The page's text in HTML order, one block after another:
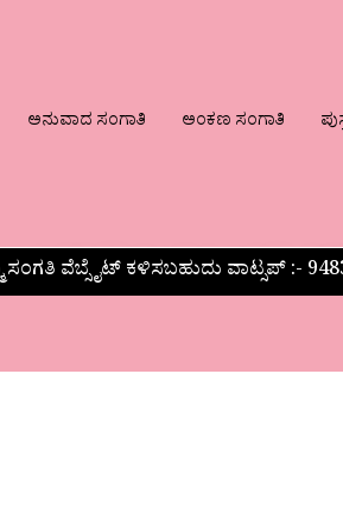
ಅನುವಾದ ಸಂಗಾತಿ ಅಂಕಣ ಸಂಗಾತಿ
ವೆಬ್ಸೈಟ್ ಕಳಿಸಬಹುದು ವಾಟ್ಸಪ್‌ :-